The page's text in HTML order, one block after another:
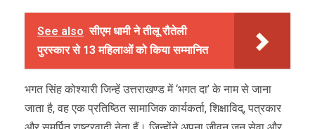
See also सीएम धामी ने तीलू रौतेली
पुरस्कार से 13 महिलाओं को किया सम्मानित
भगत सिंह कोश्यारी जिन्हें उत्तराखण्ड में ‘भगत दा’ के नाम से जाना
जाता है, वह एक प्रतिष्ठित सामाजिक कार्यकर्ता, शिक्षाविद्, पत्रकार